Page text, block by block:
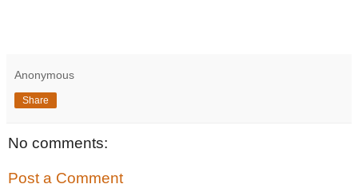
Anonymous
Share
No comments:
Post a Comment